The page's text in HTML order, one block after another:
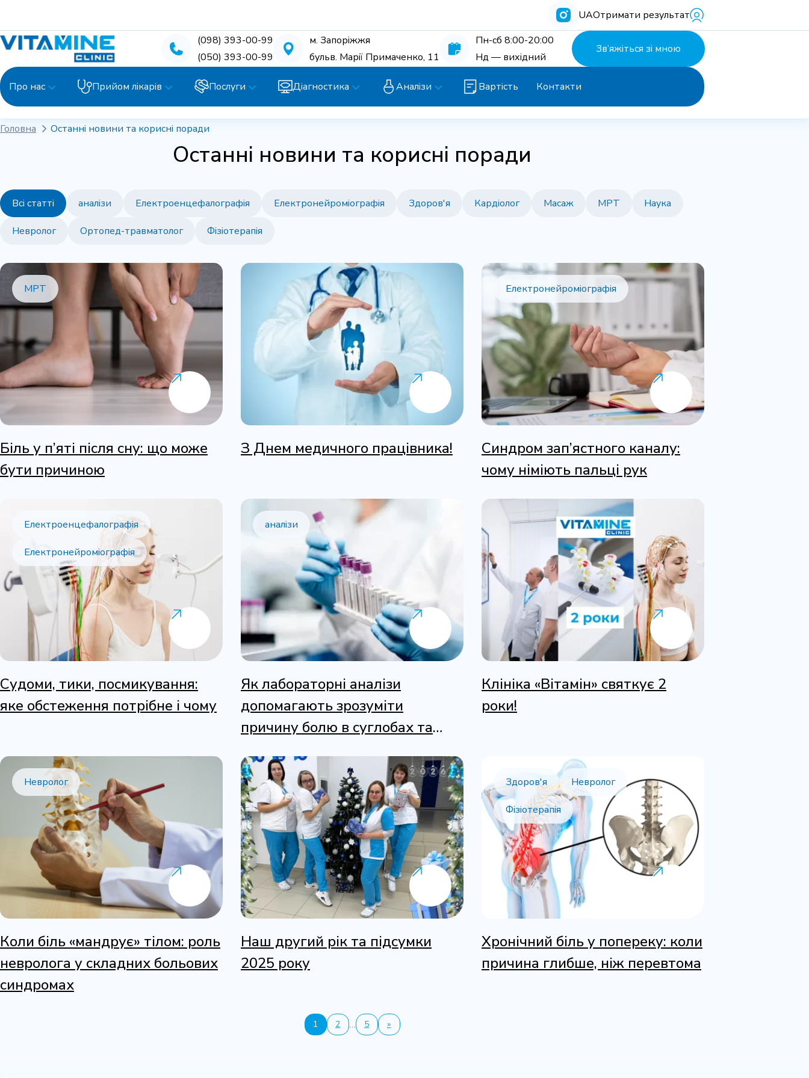
UAОтримати результат
(098) 393-00-99
(050) 393-00-99
м. Запоріжжя
бульв. Марії Примаченко, 11
Пн-cб 8:00-20:00
Нд — вихідний
Зв’яжіться зі мною
Про нас Прийом лікарів Послуги Діагностика Аналізи Вартість Контакти
Головна Останні новини та корисні поради
Останні новини та корисні поради
Всі статті аналізи Електроенцефалографія Електронейроміографія Здоров'я Кардіолог Масаж МРТ Наука
Невролог Ортопед-травматолог Фізіотерапія
Біль у п’яті після сну: що може
бути причиною
МРТ
З Днем медичного працівника!
Синдром зап’ястного каналу:
чому німіють пальці рук
Електронейроміографія
Судоми, тики, посмикування:
яке обстеження потрібне і чому
Електроенцефалографія
Електронейроміографія
Як лабораторні аналізи
допомагають зрозуміти
причину болю в суглобах та
аналізи
Клініка «Вітамін» святкує 2
роки!
Коли біль «мандрує» тілом: роль
невролога у складних больових
синдромах
Невролог
Наш другий рік та підсумки
2025 року
Хронічний біль у попереку: коли
причина глибше, ніж перевтома
Здоров'я Невролог
Фізіотерапія
1 2 … 5 »